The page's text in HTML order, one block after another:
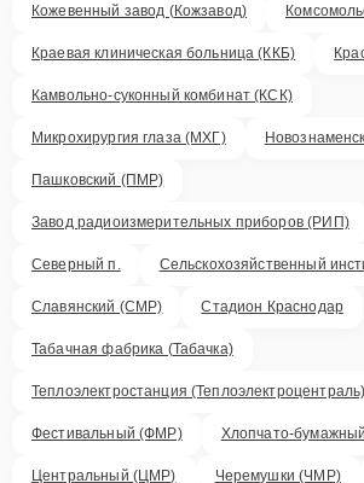
Кожевенный завод (Кожзавод)
Краевая клиническая больница (ККБ)
Камвольно-суконный комбинат (КСК)
Микрохирургия глаза (МХГ)
Пашковский (ПМР)
Завод радиоизмерительных приборов (РИП)
Северный п. Сельскохозяйственный
Славянский (СМР) Стадион Краснодар
Табачная фабрика (Табачка)
Теплоэлектростанция
Фестивальный (ФМР) Хлопчато-
Центральный (ЦМР) Черемушки (ЧМР)